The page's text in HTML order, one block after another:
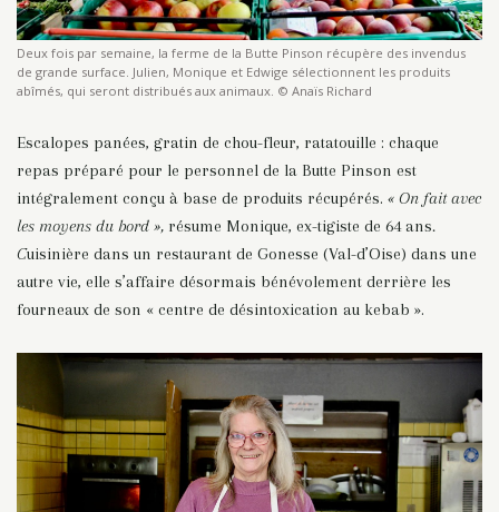
Deux fois par semaine, la ferme de la Butte Pinson récupère des invendus
de grande surface. Julien, Monique et Edwige sélectionnent les produits
abîmés, qui seront distribués aux animaux. © Anaïs Richard
Escalopes panées, gratin de chou-fleur, ratatouille : chaque
repas préparé pour le personnel de la Butte Pinson est
intégralement conçu à base de produits récupérés. « On fait avec
les moyens du bord », résume Monique, ex-tigiste de 64 ans.
Cuisinière dans un restaurant de Gonesse (Val-d’Oise) dans une
autre vie, elle s’affaire désormais bénévolement derrière les
fourneaux de son « centre de désintoxication au kebab ».